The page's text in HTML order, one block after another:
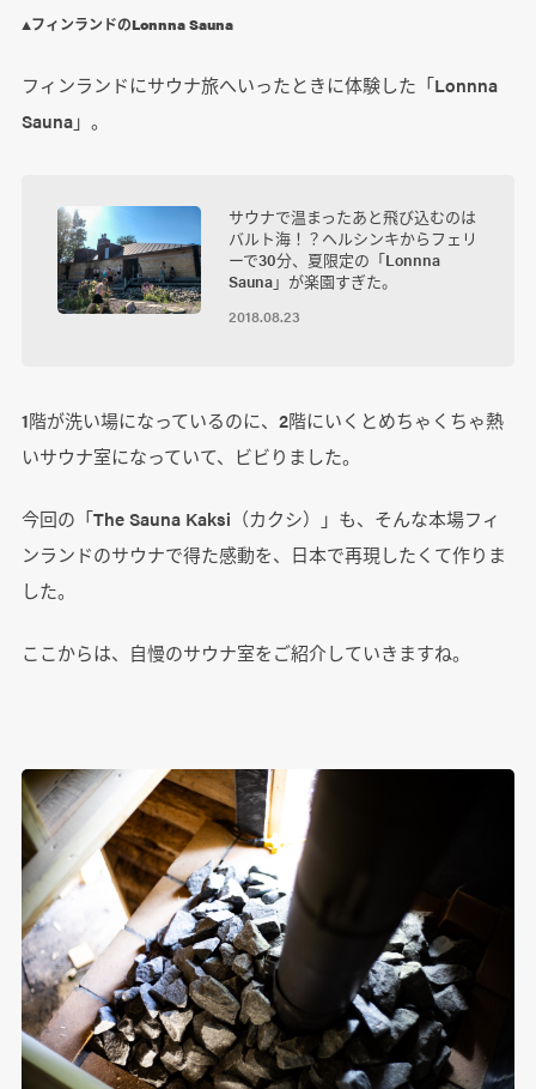
▲フィンランドのLonnna Sauna
フィンランドにサウナ旅へいったときに体験した「Lonnna
Sauna」。
サウナで温まったあと飛び込むのは
バルト海！？ヘルシンキからフェリ
ーで30分、夏限定の「Lonnna
Sauna」が楽園すぎた。
2018.08.23
1階が洗い場になっているのに、2階にいくとめちゃくちゃ熱
いサウナ室になっていて、ビビりました。
今回の「The Sauna Kaksi（カクシ）」も、そんな本場フィ
ンランドのサウナで得た感動を、日本で再現したくて作りま
した。
ここからは、自慢のサウナ室をご紹介していきますね。